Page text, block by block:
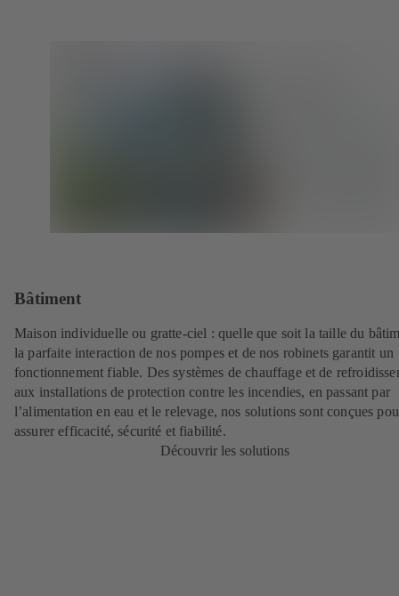
Bâtiment
Maison individuelle ou gratte-ciel : quelle que soit la taille du
la parfaite interaction de nos pompes et de nos robinets garantit un
fonctionnement fiable. Des systèmes de chauffage et de
aux installations de protection contre les incendies, en passant par
l’alimentation en eau et le relevage, nos solutions sont conçues
assurer efficacité, sécurité et fiabilité.
Découvrir les solutions